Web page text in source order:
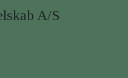
A/S